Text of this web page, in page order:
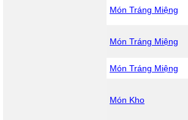
Món Tráng Miệng
Món Tráng Miệng
Món Tráng Miệng
Món Kho